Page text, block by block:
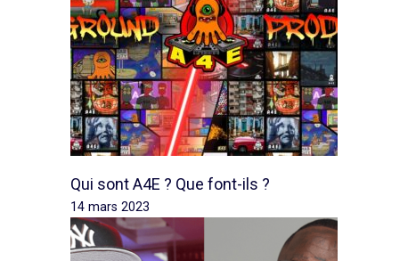
Qui sont A4E ? Que font-ils ?
14 mars 2023